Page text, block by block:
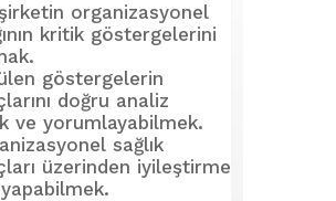
organizasyonel
kritik göstergelerini
göstergelerin
doğru analiz
ve yorumlayabilmek.
sağlık
üzerinden iyileştirme
yapabilmek.